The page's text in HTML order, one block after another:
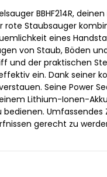
BBHF214R,
rote Staubsauger
eines
von Staub, Böden
und der praktischen
ein. Dank seiner
Seine Power
Lithium-Ionen-
gerecht zu